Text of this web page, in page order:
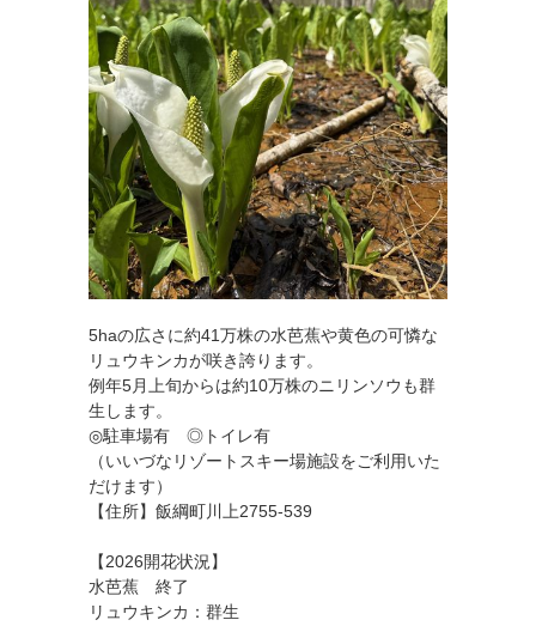
5haの広さに約41万株の水芭蕉や黄色の可憐な
リュウキンカが咲き誇ります。
例年5月上旬からは約10万株のニリンソウも群
生します。
◎駐車場有 ◎トイレ有
（いいづなリゾートスキー場施設をご利用いた
だけます）
【住所】飯綱町川上2755-539
【2026開花状況】
水芭蕉 終了
リュウキンカ：群生